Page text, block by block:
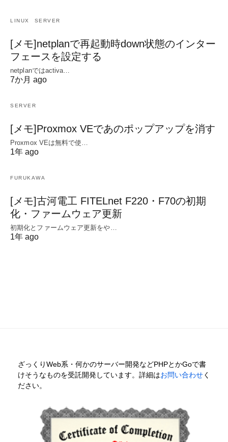
LINUX SERVER
[メモ]netplanで再起動時down状態のインター
フェースを設定する
netplanではactiva…
7か月 ago
SERVER
[メモ]Proxmox VEであのポップアップを消す
Proxmox VEは無料で使…
1年 ago
FURUKAWA
[メモ]古河電工 FITELnet F220・F70の初期
化・ファームウェア更新
初期化とファームウェア更新をや…
1年 ago
ざっくりWeb系・何かのサーバー開発などPHPとかGoで書
けそうなものを受託開発しています。詳細はお問い合わせく
ださい。